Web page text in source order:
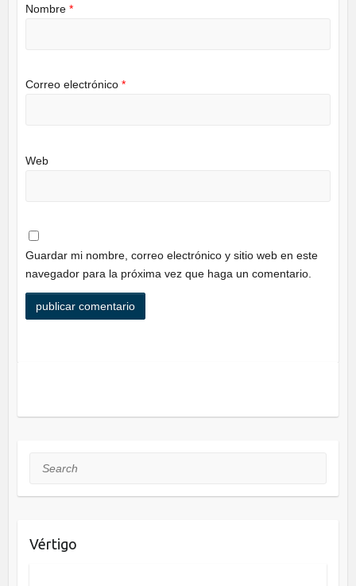
Nombre *
Correo electrónico *
Web
Guardar mi nombre, correo electrónico y sitio web en este
navegador para la próxima vez que haga un comentario.
Search
Vértigo